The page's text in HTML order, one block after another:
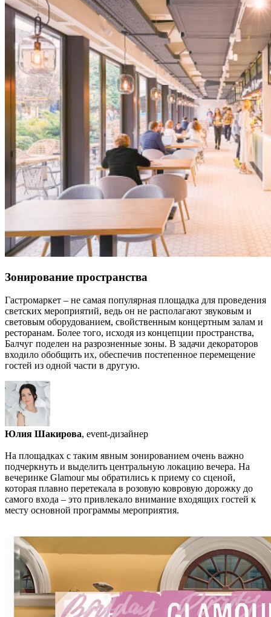
Зонирование пространства
Гастромаркет – не самая популярная площадка для проведения
светских мероприятий, ведь он не располагают звуковым и
световым оборудованием, свойственным концертным залам и
ресторанам. Более того, исходя из концепции пространства,
Балчуг поделен на разрозненные зоны. В задачи декораторов
входило обобщить их, обеспечив постепенное перемещение
гостей из одной части в другую.
Юлия Шакирова, event-дизайнер
На площадках с таким явным зонированием очень важно
подчеркнуть и выделить центральную локацию вечера. На
вечеринке Glamour мы обратились к приему со сценой,
которая плавно перетекала в розовую ковровую дорожку до
самого входа – это привлекало внимание входящих гостей к
месту основной программы мероприятия.